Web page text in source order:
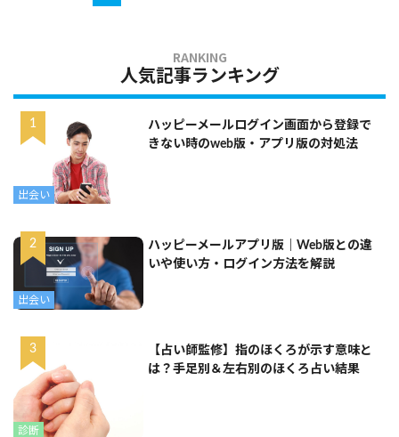
人気記事ランキング
出会い
ハッピーメールログイン画面から登録で
きない時のweb版・アプリ版の対処法
出会い
ハッピーメールアプリ版｜Web版との違
いや使い方・ログイン方法を解説
診断
【占い師監修】指のほくろが示す意味と
は？手足別＆左右別のほくろ占い結果